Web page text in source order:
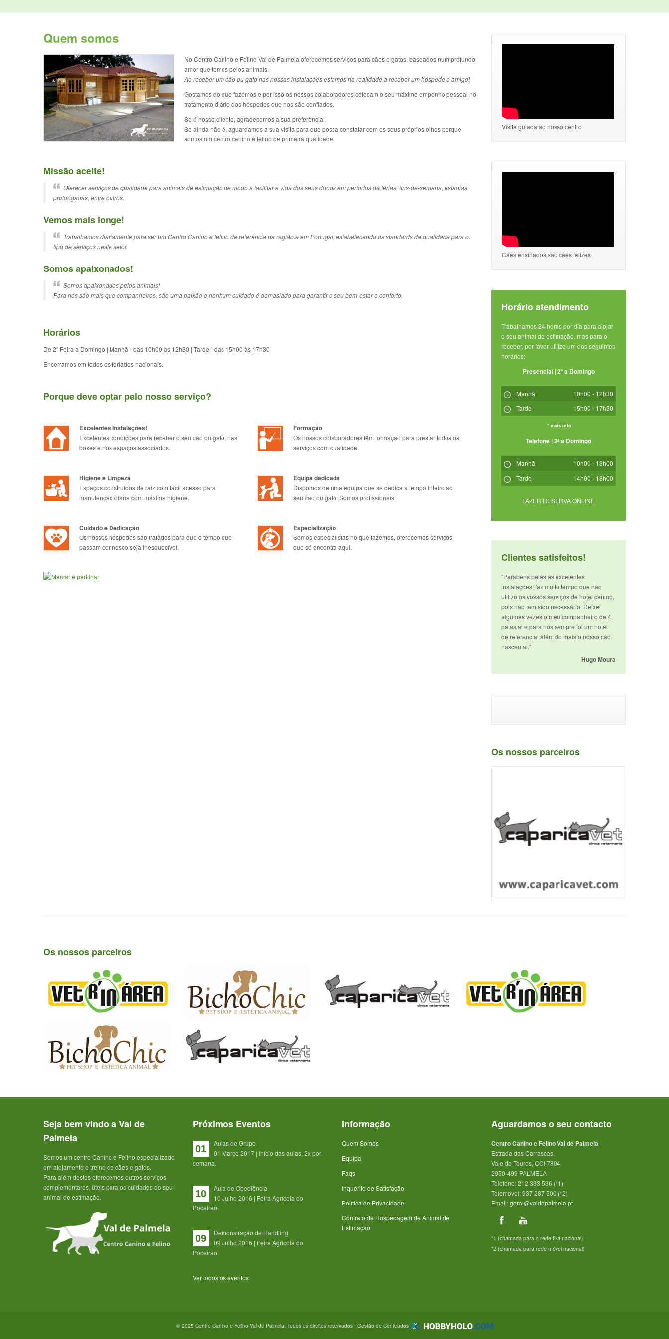
Quem somos
No Centro Canino e Felino Val de Palmela oferecemos serviços para cães e gatos, baseados num profundo
amor que temos pelos animais.
Ao receber um cão ou gato nas nossas instalações estamos na realidade a receber um hóspede e amigo!
Gostamos do que fazemos e por isso os nossos colaboradores colocam o seu máximo empenho pessoal no
tratamento diário dos hóspedes que nos são confiados.
Se é nosso cliente, agradecemos a sua preferência.
Se ainda não é, aguardamos a sua visita para que possa constatar com os seus próprios olhos porque
somos um centro canino e felino de primeira qualidade.
Missão aceite!
Oferecer serviços de qualidade para animais de estimação de modo a facilitar a vida dos seus donos em períodos de férias, fins-de-semana, estadias
prolongadas, entre outros.
Vemos mais longe!
Trabalhamos diariamente para ser um Centro Canino e felino de referência na região e em Portugal, estabelecendo os standards da qualidade para o
tipo de serviços neste setor.
Somos apaixonados!
Somos apaixonados pelosanimais!
Para nós são mais que companheiros, são uma paixão e nenhum cuidado é demasiado para garantir o seu bem-estar e conforto.
Horários
De 2ª Feira a Domingo | Manhã - das 10h00 às 12h30 | Tarde - das 15h00 às 17h30
Encerramos em todos os feriados nacionais.
Porque deve optar pelo nosso serviço?
Excelentes Instalações!
Excelentes condições para receber o seu cão ou gato, nas
boxes e nos espaços associados.
Higiene e Limpeza
Espaços construídos de raiz com fácil acesso para
manutenção diária com máxima higiene.
Cuidado e Dedicação
Os nossos hóspedes são tratados para que o tempo que
passam connosco seja inesquecível.
Formação
Os nossos colaboradores têm formação para prestar todos os
serviços com qualidade.
Equipa dedicada
Dispomos de uma equipa que se dedica a tempo inteiro ao
seu cão ou gato. Somos profissionais!
Especialização
Somos especialistas no que fazemos, oferecemos serviços
que só encontra aqui.
Visita guiada ao nosso centro
Cães ensinados são cães felizes
Horário atendimento
Trabalhamos 24 horas por dia para alojar
o seu animal de estimação, mas para o
receber, por favor utilize um dos seguintes
horários:
Presencial | 2ª a Domingo
Manhã
10h00 - 12h30
Tarde
15h00 - 17h30
* mais info
Telefone | 2ª a Domingo
Manhã
10h00 - 13h00
Tarde
14h00 - 18h00
FAZER RESERVA ONLINE
Clientes satisfeitos!
"Parabéns pelas as excelentes
instalações, faz muito tempo que não
utilizo os vossos serviços de hotel canino,
pois não tem sido necessário. Deixei
algumas vezes o meu companheiro de 4
patas ai e para nós sempre foi um hotel
de referencia, além do mais o nosso cão
nasceu ai."
Hugo Moura
Os nossos parceiros
Os nossos parceiros
Seja bem vindo a Val de
Palmela
Somos um centro Canino e Felino especializado
em alojamento e treino de cães e gatos.
Para além destes oferecemos outros serviços
complementares, úteis para os cuidados do seu
animal de estimação.
Próximos Eventos
01
Aulas de Grupo
01 Março 2017 | Início das aulas, 2x por
semana.
10
Aula de Obediência
10 Julho 2016 | Feira Agrícola do
Poceirão.
09
Demonstração de Handling
09 Julho 2016 | Feira Agrícola do
Poceirão.
Ver todos os eventos
Informação
Quem Somos
Equipa
Faqs
Inquérito de Satisfação
Política de Privacidade
Contrato de Hospedagem de Animal de
Estimação
Aguardamos o seu contacto
Centro Canino e Felino Val de Palmela
Estrada das Carrascas.
Vale de Touros, CCI 7804.
2950-499 PALMELA
Telefone: 212 333 536 (*1)
Telemóvel: 937 287 500 (*2)
Email:geral@valdepalmela.pt
*1 (chamada para a rede fixa nacional)
*2 (chamada para rede móvel nacional)
© 2025 Centro Canino e Felino Val de Palmela. Todos os direitos reservados | Gestão de Conteúdos